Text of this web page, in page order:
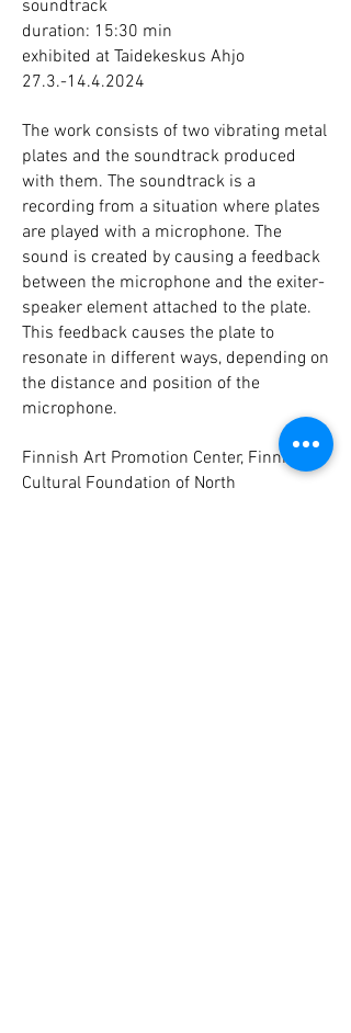
soundtrack
duration: 15:30 min
exhibited at Taidekeskus Ahjo
27.3.-14.4.2024
The work consists of two vibrating metal
plates and the soundtrack produced
with them. The soundtrack is a
recording from a situation where plates
are played with a microphone. The
sound is created by causing a feedback
between the microphone and the exiter-
speaker element attached to the plate.
This feedback causes the plate to
resonate in different ways, depending on
the distance and position of the
microphone.
Finnish Art Promotion Center, Finnish
Cultural Foundation of North